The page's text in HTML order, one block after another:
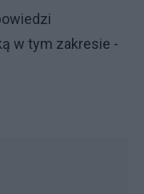
w tym zakresie -